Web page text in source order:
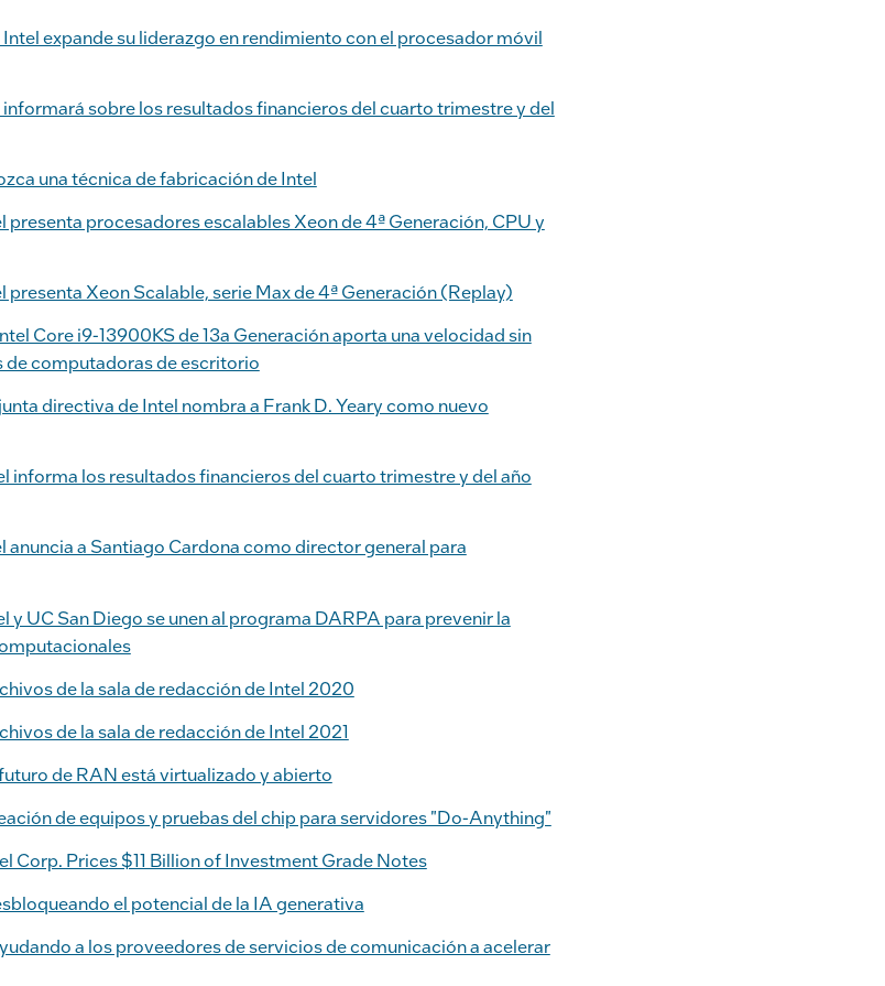
c
b
k
Intel expande su liderazgo en rendimiento con el procesador móvil
informará sobre los resultados financieros del cuarto trimestre y del
una técnica de fabricación de Intel
presenta procesadores escalables Xeon de 4ª Generación, CPU y
presenta Xeon Scalable, serie Max de 4ª Generación (Replay)
Core i9-13900KS de 13a Generación aporta una velocidad sin
de computadoras de escritorio
directiva de Intel nombra a Frank D. Yeary como nuevo
informa los resultados financieros del cuarto trimestre y del año
anuncia a Santiago Cardona como director general para
y UC San Diego se unen al programa DARPA para prevenir la
de la sala de redacción de Intel 2020
de la sala de redacción de Intel 2021
de RAN está virtualizado y abierto
de equipos y pruebas del chip para servidores "Do-Anything"
Corp. Prices $11 Billion of Investment Grade Notes
el potencial de la IA generativa
a los proveedores de servicios de comunicación a acelerar